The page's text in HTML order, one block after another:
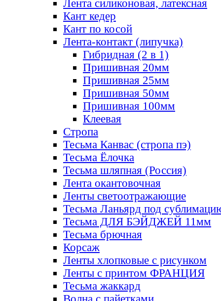
Лента силиконовая, латексная
Кант кедер
Кант по косой
Лента-контакт (липучка)
Гибридная (2 в 1)
Пришивная 20мм
Пришивная 25мм
Пришивная 50мм
Пришивная 100мм
Клеевая
Стропа
Тесьма Канвас (стропа пэ)
Тесьма Ёлочка
Тесьма шляпная (Россия)
Лента окантовочная
Ленты светоотражающие
Тесьма Ланьярд под
Тесьма ДЛЯ БЭЙДЖЕЙ 11мм
Тесьма брючная
Корсаж
Ленты хлопковые с рисунком
Ленты с принтом ФРАНЦИЯ
Тесьма жаккард